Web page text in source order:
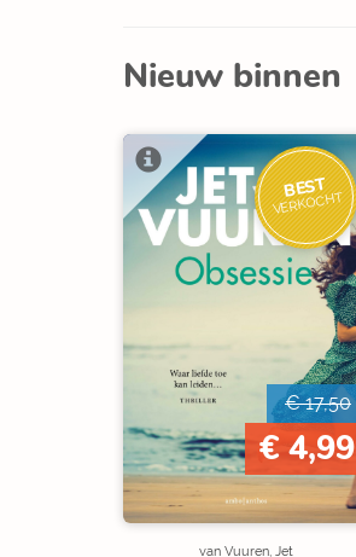
Nieuw binnen
BEST
VERKOCHT
€ 17,50
€ 4,99
van Vuuren, Jet